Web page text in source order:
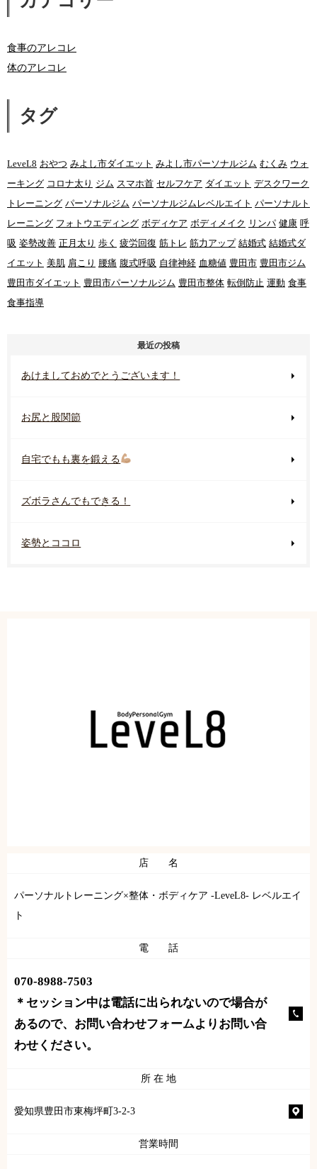
食事のアレコレ
体のアレコレ
タグ
LeveL8 おやつ みよし市ダイエット みよし市パーソナルジム むくみ ウォ
ーキング コロナ太り ジム スマホ首 セルフケア ダイエット デスクワーク
トレーニング パーソナルジム パーソナルジムレベルエイト パーソナルト
レーニング フォトウエディング ボディケア ボディメイク リンパ 健康 呼
吸 姿勢改善 正月太り 歩く 疲労回復 筋トレ 筋力アップ 結婚式 結婚式ダ
イエット 美肌 肩こり 腰痛 腹式呼吸 自律神経 血糖値 豊田市 豊田市ジム
豊田市ダイエット 豊田市パーソナルジム 豊田市整体 転倒防止 運動 食事
食事指導
最近の投稿
あけましておめでとうございます！
お尻と股関節
自宅でもも裏を鍛える
ズボラさんでもできる！
姿勢とココロ
店 名
パーソナルトレーニング×整体・ボディケア -LeveL8- レベルエイ
ト
電 話
070-8988-7503
＊セッション中は電話に出られないので場合が
あるので、お問い合わせフォームよりお問い合
わせください。
所 在 地
愛知県豊田市東梅坪町3-2-3
営業時間